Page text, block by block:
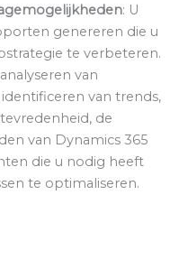
: U
genereren die u
te verbeteren.
van
van trends,
de
van Dynamics 365
die u nodig heeft
te optimaliseren.